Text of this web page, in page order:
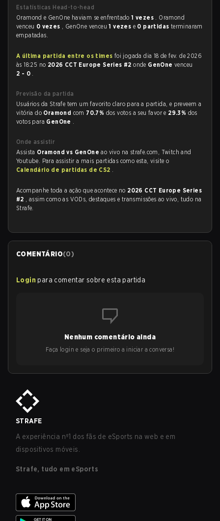
Estatísticas Head-to-head
Oramond e GenOne haviam se enfrentado1 vezes . Oramond
venceu 0 vezes , GenOne venceu1 vezes e 0 partidas terminaram
empatadas.
A última partida entre os times foi jogada dia 18 de fev. de 2026
às 18:25 no 2026 CCT Europe Series #2onde GenOnevenceu
2 - 0 .
Previsão da partida
Usuários da Strafe tem um favorito claro para a partida, e preveem a
vitória do Oramond com 70.7% dos votos a seu favor e 29.3% dos
votos para GenOne .
Onde assistir
Assista Oramond vs GenOneao vivo na strafe.com, Twitch and
Youtube. Para assistir a mais partidas como esta, visite o
Calendário de partidas de CS2 .
Acompanhe toda a ação que acontece no 2026 CCT Europe Series
#2 , assim como as VODs, destaques e transmissões ao vivo, tudo na
Strafe.
COMENTÁRIO(0)
Login para comentar sobre esta partida
Nenhum comentário ainda
Faça login e seja o primeiro a iniciar a conversa!
STRAFE
A experiência nº1 dos fãs de eSports na web e em
dispositivos móveis.
Strafe, tudo em eSports